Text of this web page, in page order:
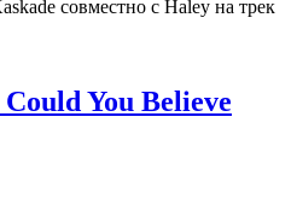
совместно с Haley на трек
You Believe